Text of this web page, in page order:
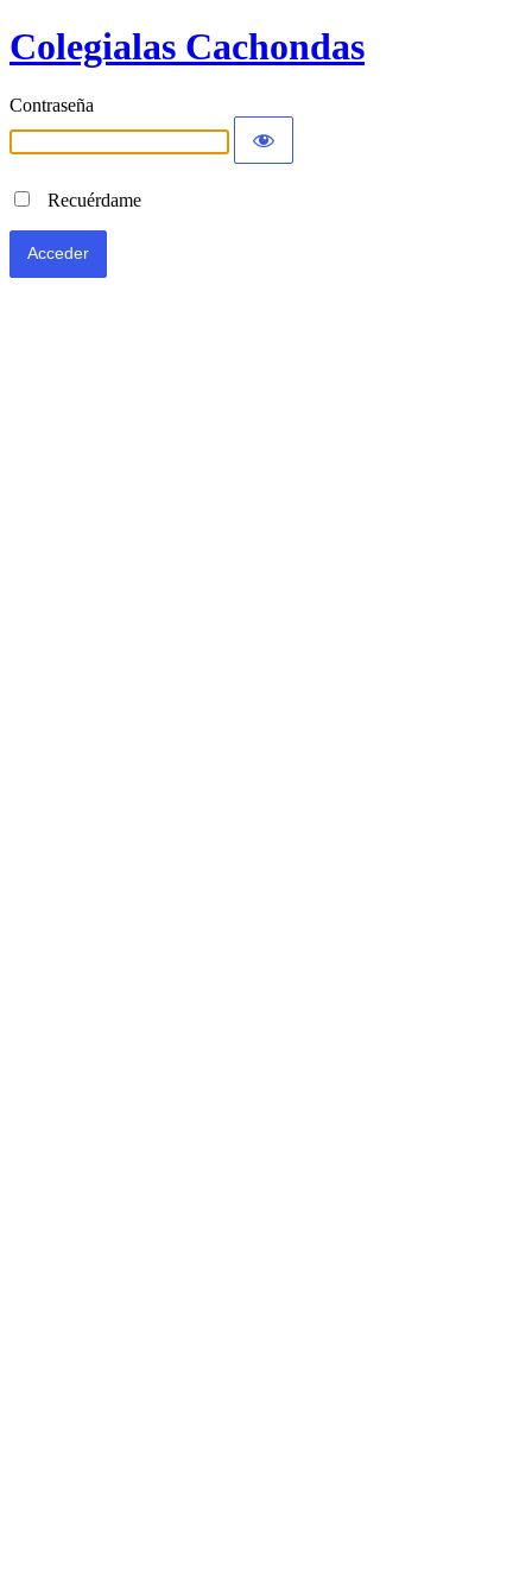
Colegialas Cachondas
Contraseña
Recuérdame